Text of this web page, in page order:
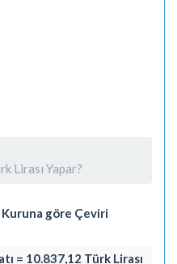
Lirası Yapar?
Kuruna göre Çeviri
= 10.837,12 Türk Lirası